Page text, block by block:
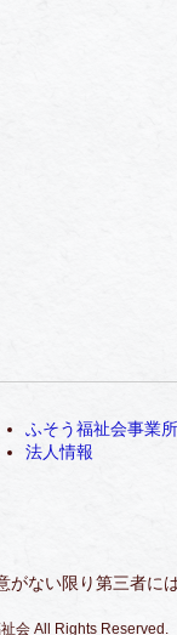
ふそう福祉会事業
法人情報
ない限り第三者に
会 All Rights Reserved.